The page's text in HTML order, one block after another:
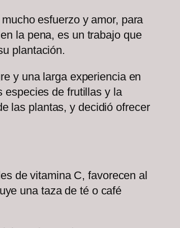
esfuerzo y amor, para
la pena, es un trabajo que
plantación.
y una larga experiencia en
especies de frutillas y la
las plantas, y decidió ofrecer
de vitamina C, favorecen al
una taza de té o café